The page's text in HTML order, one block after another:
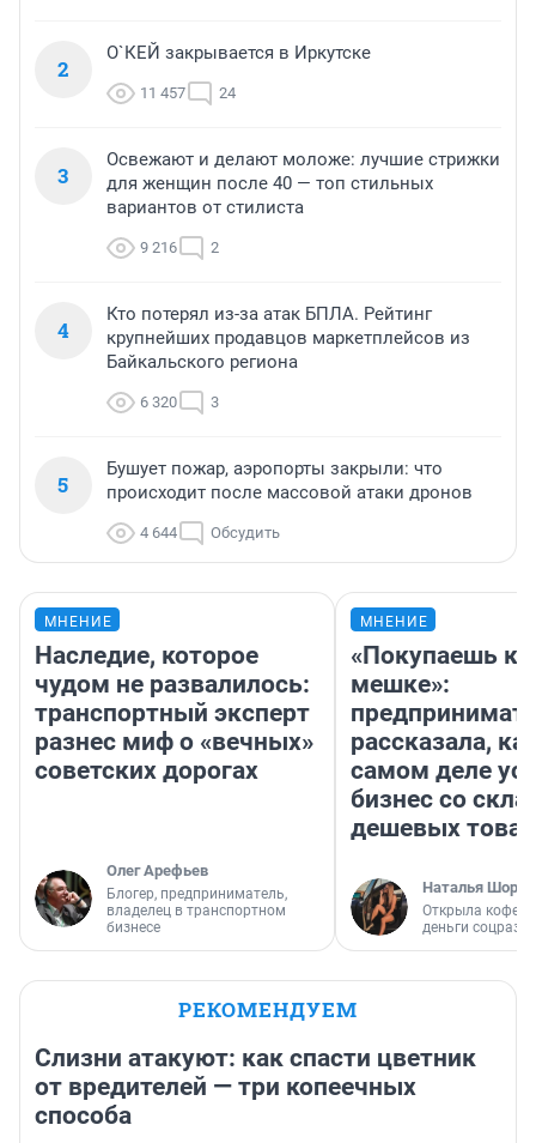
2
О`КЕЙ закрывается в Иркутске
11 457 24
3
Освежают и делают моложе: лучшие стрижки
для женщин после 40 — топ стильных
вариантов от стилиста
9 216 2
4
Кто потерял из-за атак БПЛА. Рейтинг
крупнейших продавцов маркетплейсов из
Байкальского региона
6 320 3
5
Бушует пожар, аэропорты закрыли: что
происходит после массовой атаки дронов
4 644 Обсудить
МНЕНИЕ
Наследие, которое
чудом не развалилось:
транспортный эксперт
разнес миф о «вечных»
советских дорогах
Олег Арефьев
Блогер, предприниматель,
владелец в транспортном
бизнесе
МНЕНИЕ
«Покупаешь
мешке»:
рассказала,
самом деле
бизнес со
дешевых
Наталья
Открыла
деньги
РЕКОМЕНДУЕМ
Слизни атакуют: как спасти цветник
от вредителей — три копеечных
способа